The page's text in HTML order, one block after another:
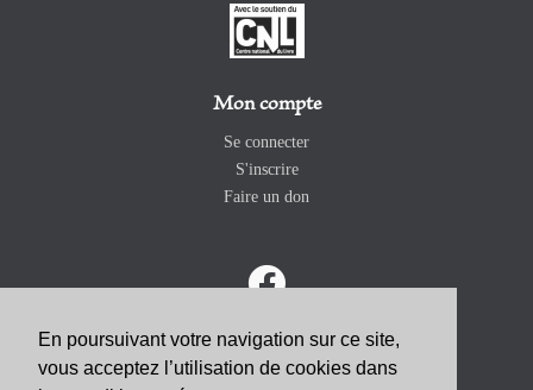
En poursuivant votre navigation sur ce site,
vous acceptez l’utilisation de cookies dans
Mon compte
Se connecter
S'inscrire
Faire un don
ABONNEZ-VOUS